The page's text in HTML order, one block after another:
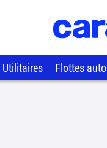
Utilitaires Flottes auto